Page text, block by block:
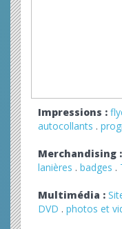
Impressions :
autocollants .
Merchandising :
lanières . badges .
Multimédia :
DVD . photos et